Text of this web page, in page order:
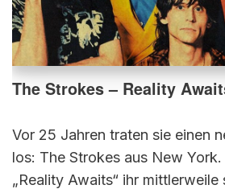
The Strokes – Reality
Vor 25 Jahren traten sie einen
los: The Strokes aus New
„Reality Awaits“ ihr